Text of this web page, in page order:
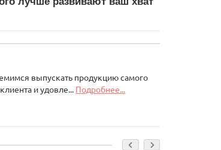
выпускать продукцию самого
и удовле... Подробнее...